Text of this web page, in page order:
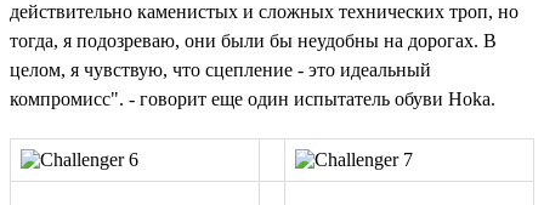
действительно каменистых и сложных технических троп, но
тогда, я подозреваю, они были бы неудобны на дорогах. В
целом, я чувствую, что сцепление - это идеальный
компромисс". - говорит еще один испытатель обуви Hoka.